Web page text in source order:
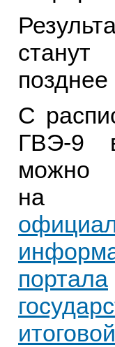
С
ГВЭ-9
можно
портала